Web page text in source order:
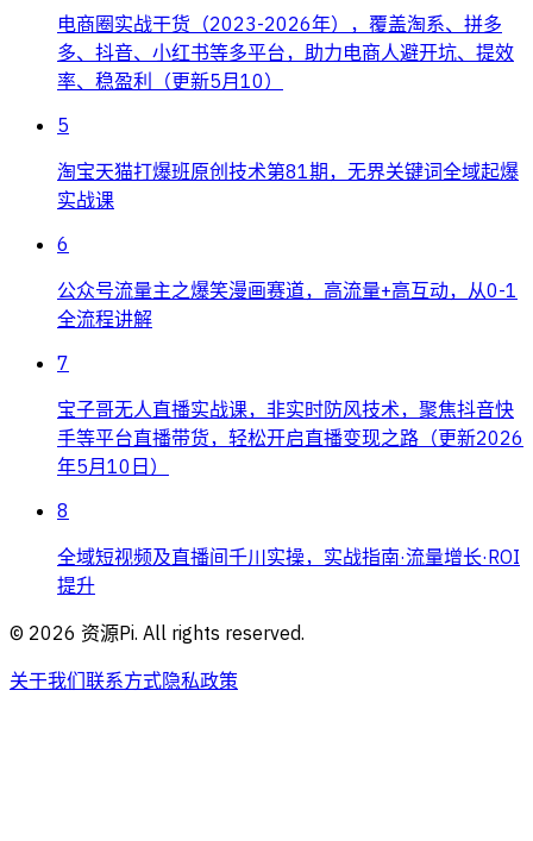
电商圈实战干货（2023-2026年），覆盖淘系、拼多
多、抖音、小红书等多平台，助力电商人避开坑、提效
率、稳盈利（更新5月10）
5
淘宝天猫打爆班原创技术第81期，无界关键词全域起爆
实战课
6
公众号流量主之爆笑漫画赛道，高流量+高互动，从0-1
全流程讲解
7
宝子哥无人直播实战课，非实时防风技术，聚焦抖音快
手等平台直播带货，轻松开启直播变现之路（更新2026
年5月10日）
8
全域短视频及直播间千川实操，实战指南·流量增长·ROI
提升
© 2026 资源Pi. All rights reserved.
关于我们联系方式隐私政策